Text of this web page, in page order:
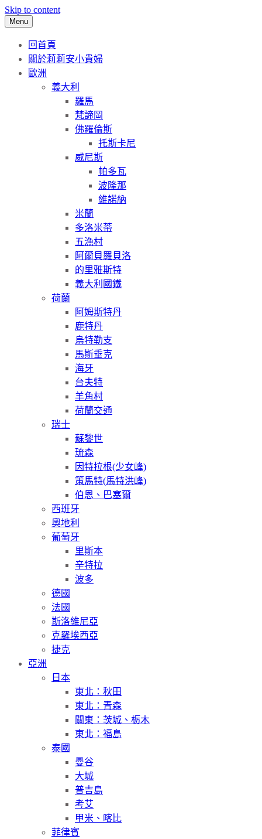
Skip to content
Menu
回首頁
關於莉莉安小貴婦
歐洲
義大利
羅馬
梵諦岡
佛羅倫斯
托斯卡尼
威尼斯
帕多瓦
波隆那
維諾納
米蘭
多洛米蒂
五漁村
阿爾貝羅貝洛
的里雅斯特
義大利國鐵
荷蘭
阿姆斯特丹
鹿特丹
烏特勒支
馬斯垂克
海牙
台夫特
羊角村
荷蘭交通
瑞士
蘇黎世
琉森
因特拉根(少女峰)
策馬特(馬特洪峰)
伯恩、巴塞爾
西班牙
奧地利
葡萄牙
里斯本
辛特拉
波多
德國
法國
斯洛維尼亞
克羅埃西亞
捷克
亞洲
日本
東北：秋田
東北：青森
關東：茨城、栃木
東北：福島
泰國
曼谷
大城
普吉島
考艾
甲米、喀比
菲律賓